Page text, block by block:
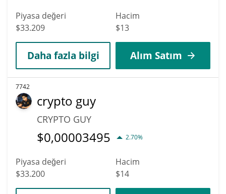
Piyasa değeri
$33.209
Hacim
$13
Daha fazla bilgi Alım Satım
7742
crypto guy
CRYPTO GUY
$0,00003495 2.70%
Piyasa değeri
$33.200
Hacim
$14